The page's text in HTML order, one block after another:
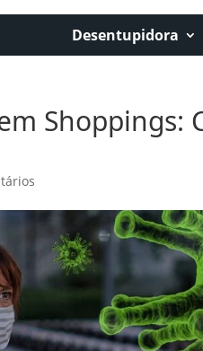
Desentupidora
Shoppings: